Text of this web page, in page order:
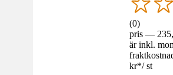
(0)
pris —
är inkl.
kr*/ st